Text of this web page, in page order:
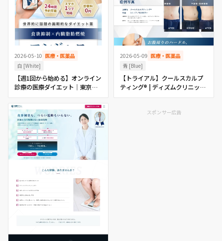
2026-05-10 医療・医薬品
白 [White]
【週1回から始める】オンライン
診療の医療ダイエット｜東京
LIFEオンラインクリニック
2026-05-09 医療・医薬品
青 [Blue]
【トライアル】クールスカルプ
ティング® | ディズムクリニック
東京-メンズ美容皮膚科･美容外
スポンサー広告